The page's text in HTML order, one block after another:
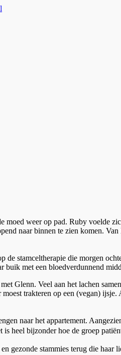
weer op pad. Ruby voelde
naar binnen te zien komen.
stamceltherapie die morgen
buik met een bloedverdunnend
Glenn. Veel aan het lachen
trakteren op een (vegan)
naar het appartement.
heel bijzonder hoe de groep
gezonde stammies terug die haar